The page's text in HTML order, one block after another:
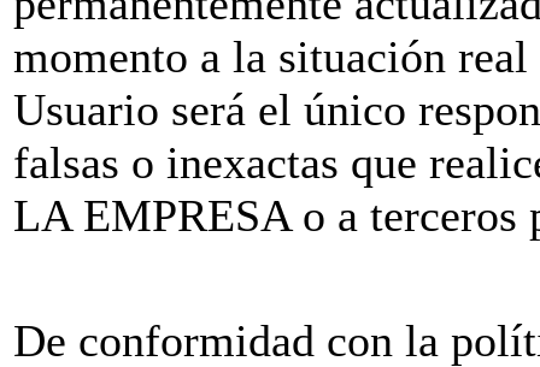
momento a la situación
Usuario será el único
falsas o inexactas que
LA EMPRESA o a
De conformidad con la